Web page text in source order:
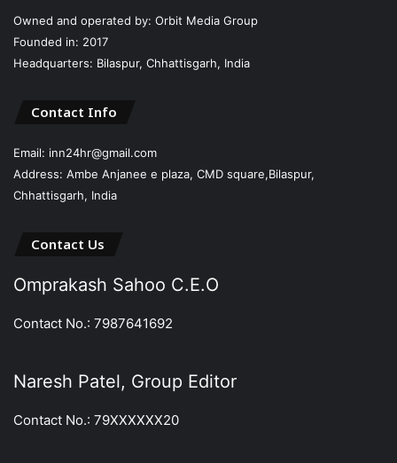
Owned and operated by: Orbit Media Group
Founded in: 2017
Headquarters: Bilaspur, Chhattisgarh, India
Contact Info
Email: inn24hr@gmail.com
Address: Ambe Anjanee e plaza, CMD square,Bilaspur,
Chhattisgarh, India
Contact Us
Omprakash Sahoo C.E.O
Contact No.: 7987641692
Naresh Patel, Group Editor
Contact No.: 79XXXXXX20